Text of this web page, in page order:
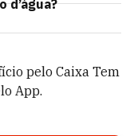
d’água?
pelo Caixa Tem
App.